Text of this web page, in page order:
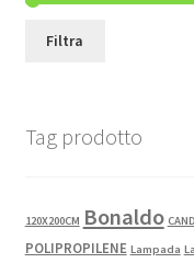
Filtra
Tag prodotto
120X200CM Bonaldo
POLIPROPILENE Lampada